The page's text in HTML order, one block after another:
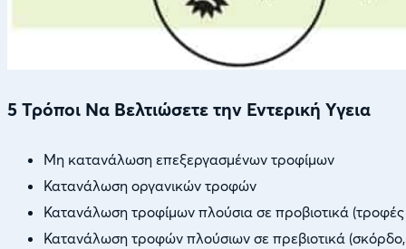
5 Τρόποι Να Βελτιώσετε την Εντερική Υγεια
Μη κατανάλωση επεξεργασμένων τροφίμων
Κατανάλωση οργανικών τροφών
Κατανάλωση τροφίμων πλούσια σε προβιοτικά
Κατανάλωση τροφών πλούσιων σε πρεβιοτικά